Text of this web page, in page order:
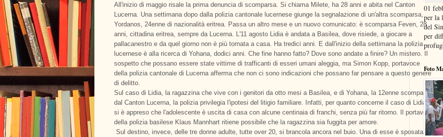
All'inizio di maggio risale la prima denuncia di scomparsa. Si chiama Milete, ha 28 anni e abita nel Canton
Lucerna. Una settimana dopo dalla polizia cantonale lucernese giunge la segnalazione di un'altra scomparsa,
Yordanos, 24enne di nazionalità eritrea. Passa un altro mese e un nuovo comunicato: è scomparsa Feven, 28
anni, cittadina eritrea, sempre da Lucerna. L'11 agosto Lidia è andata a Basilea, dove risiede, a giocare a
pallacanestro e da quel giorno non è più tornata a casa. Ha tredici anni. E dall'inizio della settimana la polizia
lucernese è alla ricerca di Yohana, dodici anni. Che fine hanno fatto? Dove sono andate a finire? Un mistero. Il
sospetto che possano essere state vittime di trafficanti di esseri umani aleggia, ma Simon Kopp, portavoce
della polizia cantonale di Lucerna afferma che non ci sono indicazioni che possano far pensare a questo genere
di delitto.
Sul caso di Lidia, la ragazzina che vive con i genitori da otto mesi a Basilea, e di Yohana, la 12enne scomparsa
dal Canton Lucerna, la polizia privilegia l'ipotesi del litigio familiare. Infatti, per quanto concerne il caso di Lidia,
si è appreso che l'adolescente è uscita di casa con alcune centinaia di franchi, senza più far ritorno. Il portavoce
della polizia basilese Klaus Mannhart ritiene possibile che la ragazzina sia fuggita per amore.
Sul destino, invece, delle tre donne adulte, tutte over 20, si brancola ancora nel buio. Una di esse è sposata e
01
per la
del
per
Foto